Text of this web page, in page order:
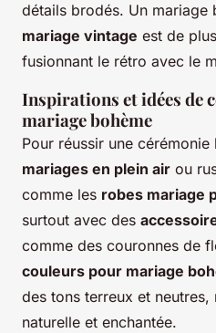
détails brodés. Un mariage
mariage vintage est de
fusionnant le rétro avec le
Inspirations et idées de
mariage bohème
Pour réussir une
mariages en plein air ou
comme les robes mariage
surtout avec des
comme des couronnes de
couleurs pour mariage
des tons terreux et
naturelle et enchantée.